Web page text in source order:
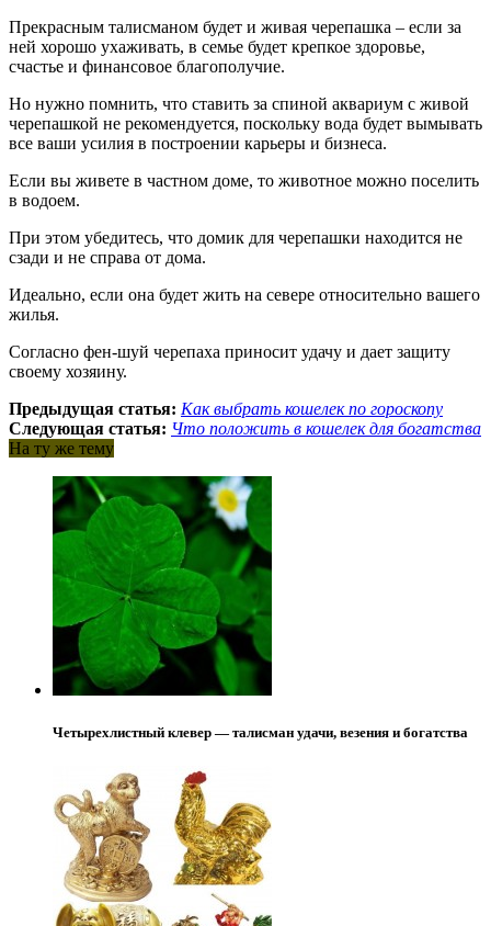
Прекрасным талисманом будет и живая черепашка – если за
ней хорошо ухаживать, в семье будет крепкое здоровье,
счастье и финансовое благополучие.
Но нужно помнить, что ставить за спиной аквариум с живой
черепашкой не рекомендуется, поскольку вода будет вымывать
все ваши усилия в построении карьеры и бизнеса.
Если вы живете в частном доме, то животное можно поселить
в водоем.
При этом убедитесь, что домик для черепашки находится не
сзади и не справа от дома.
Идеально, если она будет жить на севере относительно вашего
жилья.
Согласно фен-шуй черепаха приносит удачу и дает защиту
своему хозяину.
Предыдущая статья: Как выбрать кошелек по гороскопу
Следующая статья: Что положить в кошелек для богатства
На ту же тему
Четырехлистный клевер — талисман удачи, везения и богатства